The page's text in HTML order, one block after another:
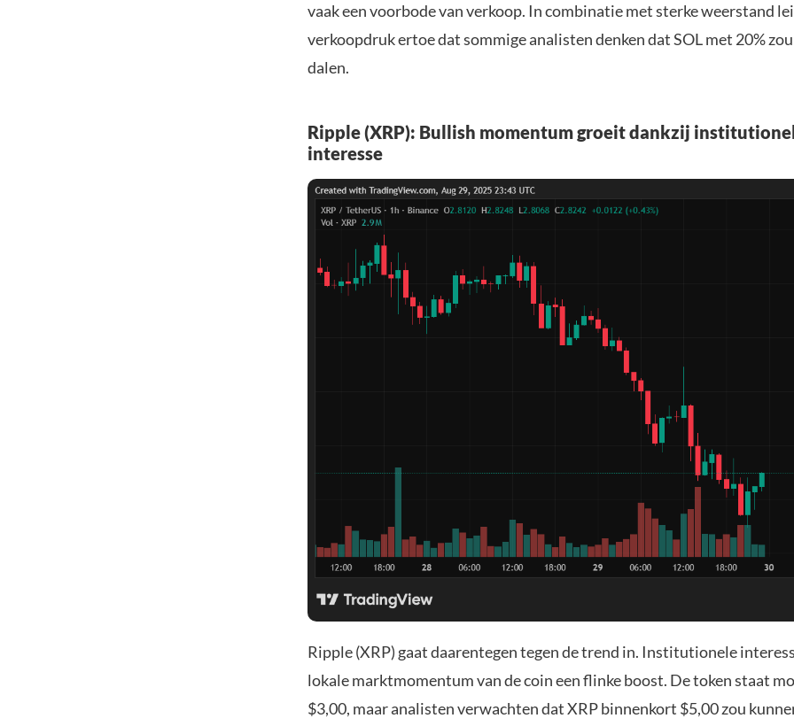
vaak een voorbode van verkoop. In combinatie met sterke weerstand
verkoopdruk ertoe dat sommige analisten denken dat SOL met 20%
dalen.
Ripple (XRP): Bullish momentum groeit dankzij
interesse
Ripple (XRP) gaat daarentegen tegen de trend in. Institutionele
lokale marktmomentum van de coin een flinke boost. De token staat
$3,00, maar analisten verwachten dat XRP binnenkort $5,00 zou